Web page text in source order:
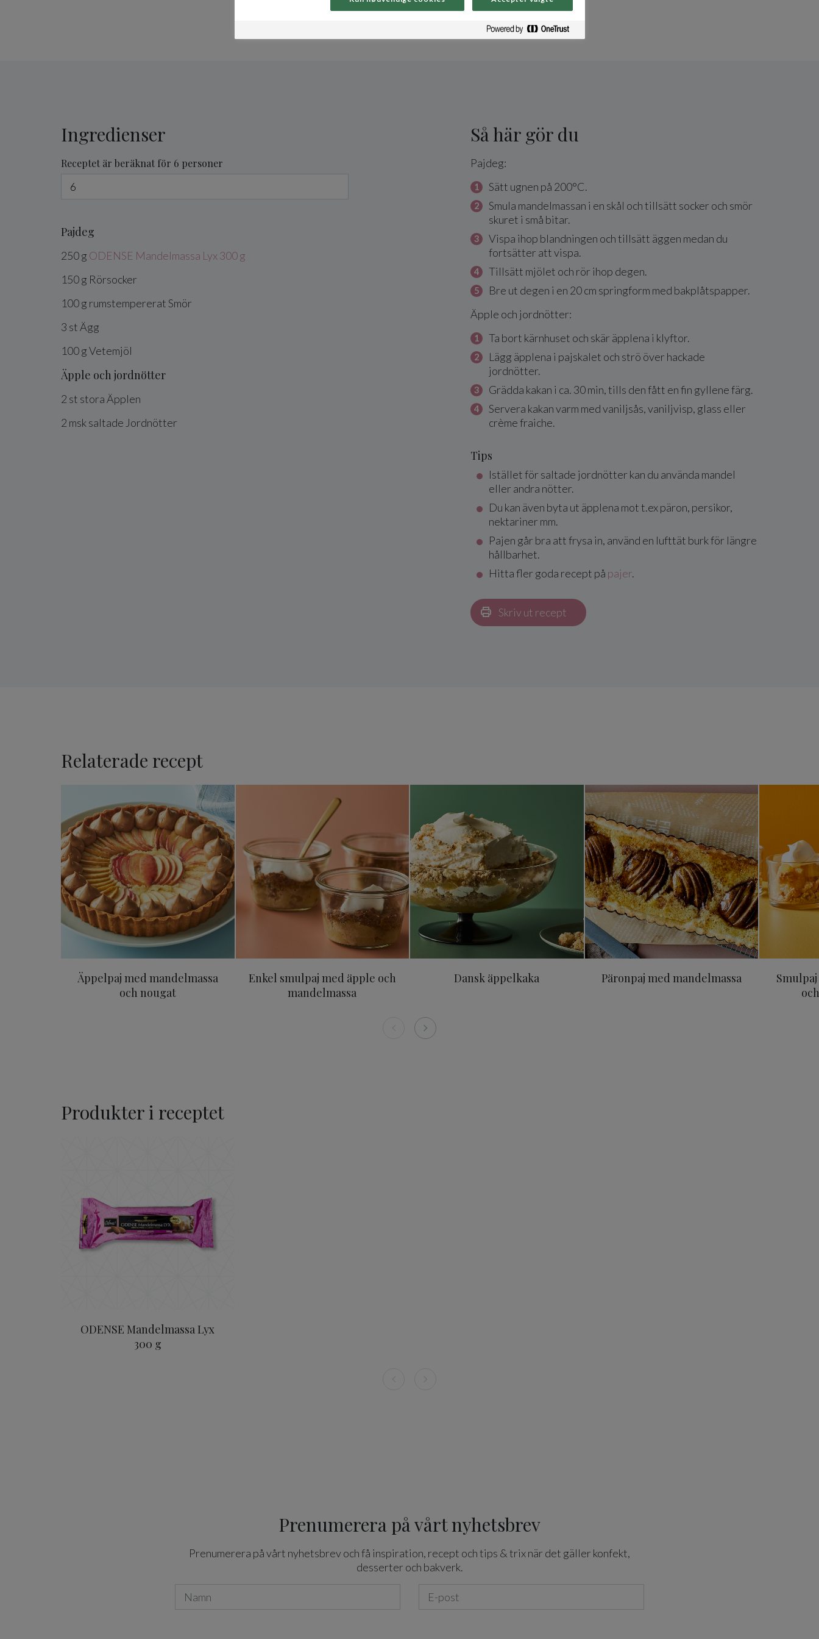
Ingredienser
Receptet är beräknat för 6 personer
Pajdeg
250g ODENSE Mandelmassa Lyx 300 g
150g Rörsocker
100g rumstempereratSmör
3 stÄgg
100gVetemjöl
Äpple och jordnötter
2 st storaÄpplen
2 msk saltade Jordnötter
Så här gör du
Pajdeg:
Sätt ugnen på 200°C.
Smula mandelmassan i en skål och tillsätt socker och smör
skuret i små bitar.
Vispa ihop blandningen och tillsätt äggen medan du
fortsätter att vispa.
Tillsätt mjölet och rör ihop degen.
Bre ut degen i en 20 cm springform med bakplåtspapper.
Äpple och jordnötter:
Ta bort kärnhuset och skär äpplena i klyftor.
Lägg äpplena i pajskalet och strö över hackade
jordnötter.
Grädda kakan i ca. 30 min, tills den fått en fin gyllene färg.
Servera kakan varm med vaniljsås, vaniljvisp, glass eller
crème fraiche.
Tips
Istället för saltade jordnötter kan du använda mandel
eller andra nötter.
Du kan även byta ut äpplena mot t.ex päron, persikor,
nektariner mm.
Pajen går bra att frysa in, använd en lufttät burk för längre
hållbarhet.
Hitta fler goda recept på pajer.
Skriv ut recept
Relaterade recept
Äppelpaj med mandelmassa
och nougat
Äppelpaj med mandelmassa och nougat
Enkel smulpaj med äpple och
mandelmassa
Dansk äppelkaka Päronpaj med mandelmassa
Päronpaj med mandelmassa
Produkter i receptet
ODENSE Mandelmassa Lyx
300 g
Prenumerera på vårt nyhetsbrev
Prenumerera på vårt nyhetsbrev och få inspiration, recept och tips & trix när det gäller konfekt,
desserter och bakverk.